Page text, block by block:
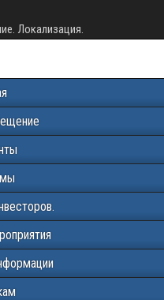
Локализация.